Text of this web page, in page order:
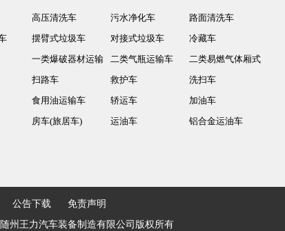
高压清洗车 污水净化车
路面清洗车
摆臂式垃圾车 对接式垃圾车
冷藏车
一类爆破器材运输
车
二类气瓶运输车
二类易燃气体厢式
运输车
扫路车 救护车
洗扫车
食用油运输车 轿运车
加油车
房车(旅居车) 运油车
铝合金运油车
公告下载
免责声明
随州王力汽车装备制造有限公司版权所有